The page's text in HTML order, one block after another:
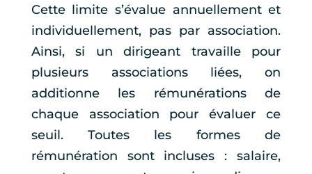
Cette limite s’évalue annuellement et
individuellement, pas par association.
Ainsi, si un dirigeant travaille pour
plusieurs associations liées, on
additionne les rémunérations de
chaque association pour évaluer ce
seuil. Toutes les formes de
rémunération sont incluses : salaire,